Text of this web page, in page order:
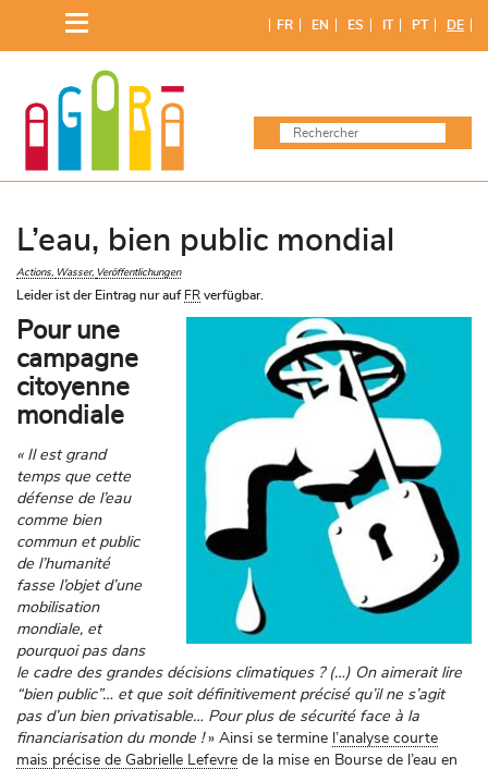
content
FR EN ES IT PT DE
L’eau, bien public mondial
Actions Wasser Veröffentlichungen
Leider ist der Eintrag nur auf FR verfügbar.
Pour une
campagne
citoyenne
mondiale
« Il est grand
temps que cette
défense de l’eau
comme bien
commun et public
de l’humanité
fasse l’objet d’une
mobilisation
mondiale, et
pourquoi pas dans
le cadre des grandes décisions climatiques ? (…) On aimerait lire
“bien public”… et que soit définitivement précisé qu’il ne s’agit
pas d’un bien privatisable… Pour plus de sécurité face à la
financiarisation du monde !» Ainsi se termine l’analyse courte
mais précise de Gabrielle Lefevre de la mise en Bourse de l’eau en